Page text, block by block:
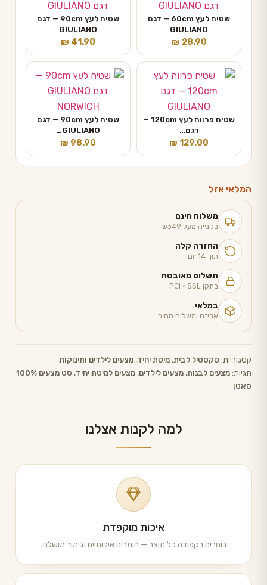
שטיח לעץ 60cm — דגם
GIULIANO
₪ 28.90
שטיח לעץ 90cm — דגם
GIULIANO
₪ 41.90
שטיח פרווה לעץ 120cm —
דגם…
₪ 129.00
שטיח לעץ 90cm — דגם
GIULIANO…
₪ 98.90
המלאי אזל
משלוח חינם
בקנייה מעל ₪349
החזרה קלה
תוך 14 יום
תשלום מאובטח
בתקן PCI · SSL
במלאי
אריזה ומשלוח מהיר
קטגוריות: טקסטיל לבית, מיטת יחיד, מצעים לילדים ותינוקות
תגיות:מצעים לבנות, מצעים לילדים, מצעים למיטת יחיד,
סט מצעים 100%
סאטן
למה לקנות אצלנו
איכות מוקפדת
בוחרים בקפידה כל מוצר — חומרים איכותיים וגימור מושלם.